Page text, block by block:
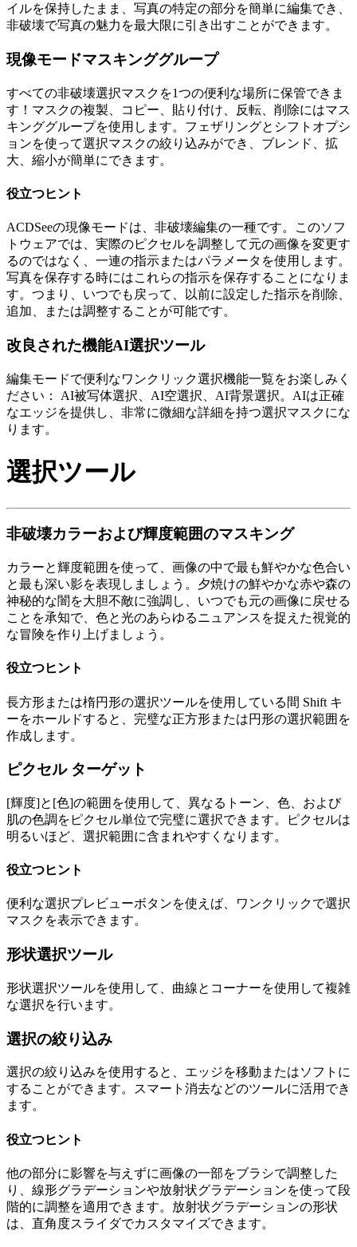
イルを保持したまま、写真の特定の部分を簡単に編集でき、
非破壊で写真の魅力を最大限に引き出すことができます。
現像モードマスキンググループ
すべての非破壊選択マスクを1つの便利な場所に保管できま
す！マスクの複製、コピー、貼り付け、反転、削除にはマス
キンググループを使用します。フェザリングとシフトオプシ
ョンを使って選択マスクの絞り込みができ、ブレンド、拡
大、縮小が簡単にできます。
役立つヒント
ACDSeeの現像モードは、非破壊編集の一種です。このソフ
トウェアでは、実際のピクセルを調整して元の画像を変更す
るのではなく、一連の指示またはパラメータを使用します。
写真を保存する時にはこれらの指示を保存することになりま
す。つまり、いつでも戻って、以前に設定した指示を削除、
追加、または調整することが可能です。
改良された機能AI選択ツール
編集モードで便利なワンクリック選択機能一覧をお楽しみく
ださい： AI被写体選択、AI空選択、AI背景選択。AIは正確
なエッジを提供し、非常に微細な詳細を持つ選択マスクにな
ります。
選択ツール
非破壊カラーおよび輝度範囲のマスキング
カラーと輝度範囲を使って、画像の中で最も鮮やかな色合い
と最も深い影を表現しましょう。夕焼けの鮮やかな赤や森の
神秘的な闇を大胆不敵に強調し、いつでも元の画像に戻せる
ことを承知で、色と光のあらゆるニュアンスを捉えた視覚的
な冒険を作り上げましょう。
役立つヒント
長方形または楕円形の選択ツールを使用している間 Shift キ
ーをホールドすると、完璧な正方形または円形の選択範囲を
作成します。
ピクセル ターゲット
[輝度]と[色]の範囲を使用して、異なるトーン、色、および
肌の色調をピクセル単位で完璧に選択できます。ピクセルは
明るいほど、選択範囲に含まれやすくなります。
役立つヒント
便利な選択プレビューボタンを使えば、ワンクリックで選択
マスクを表示できます。
形状選択ツール
形状選択ツールを使用して、曲線とコーナーを使用して複雑
な選択を行います。
選択の絞り込み
選択の絞り込みを使用すると、エッジを移動またはソフトに
することができます。スマート消去などのツールに活用でき
ます。
役立つヒント
他の部分に影響を与えずに画像の一部をブラシで調整した
り、線形グラデーションや放射状グラデーションを使って段
階的に調整を適用できます。放射状グラデーションの形状
は、直角度スライダでカスタマイズできます。